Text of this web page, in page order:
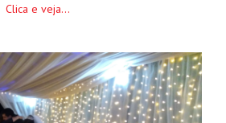
Clica e veja...